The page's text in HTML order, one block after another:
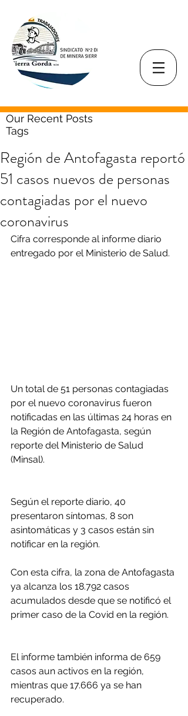
Our Recent Posts
Tags
Región de Antofagasta reportó
51 casos nuevos de personas
contagiadas por el nuevo
coronavirus
Cifra corresponde al informe diario
entregado por el Ministerio de Salud.
Un total de 51 personas contagiadas
por el nuevo coronavirus fueron
notificadas en las últimas 24 horas en
la Región de Antofagasta, según
reporte del Ministerio de Salud
(Minsal).
Según el reporte diario, 40
presentaron síntomas, 8 son
asintomáticas y 3 casos están sin
notificar en la región.
Con esta cifra, la zona de Antofagasta
ya alcanza los 18.792 casos
acumulados desde que se notificó el
primer caso de la Covid en la región.
El informe también informa de 659
casos aun activos en la región,
mientras que 17.666 ya se han
recuperado.